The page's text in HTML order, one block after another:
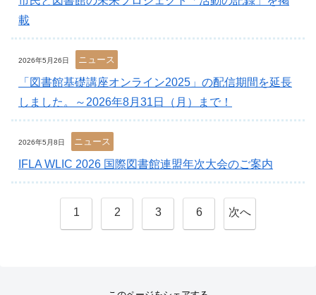
載
2026年5月26日 ニュース
「図書館基礎講座オンライン2025」の配信期間を延長
しました。～2026年8月31日（月）まで！
2026年5月8日 ニュース
IFLA WLIC 2026 国際図書館連盟年次大会のご案内
1 2 3 6 次へ